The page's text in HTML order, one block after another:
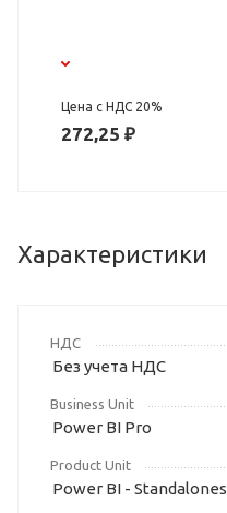
Цена с НДС 20%
272,25 ₽
Характеристики
НДС
Без учета НДС
Business Unit
Power BI Pro
Product Unit
Power BI - Standalones